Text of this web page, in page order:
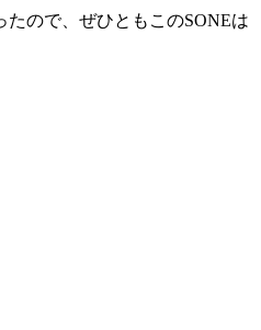
ので、ぜひともこのSONEは